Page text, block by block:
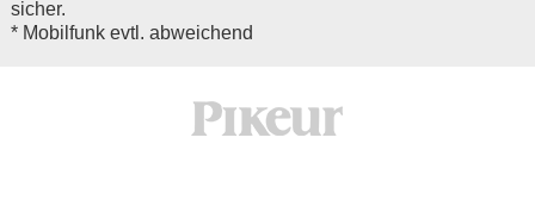
sicher.
* Mobilfunk evtl. abweichend